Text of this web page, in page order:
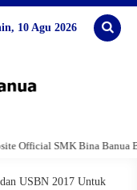
10 Agu 2026
Bina Banua Banjarmasin
USBN 2017 Untuk